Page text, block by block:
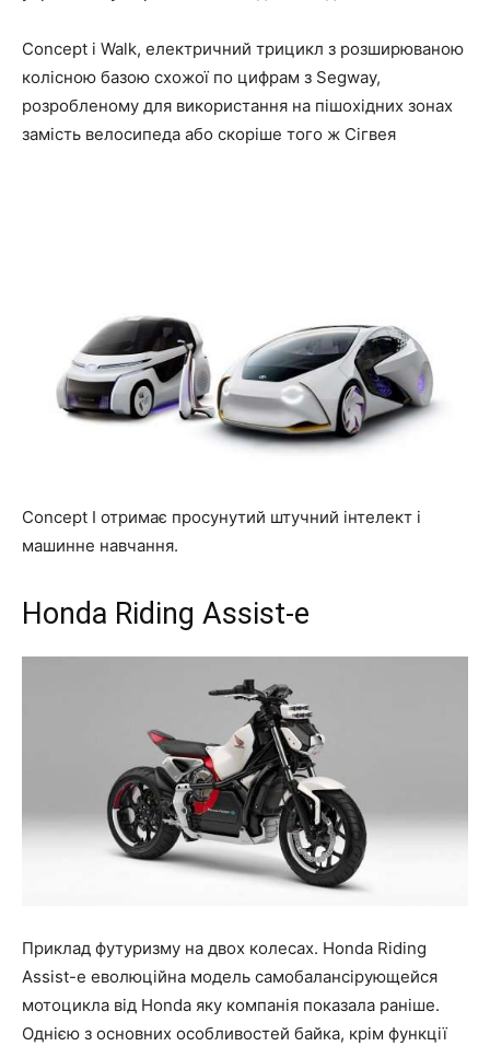
Concept i Walk, електричний трицикл з розширюваною
колісною базою схожої по цифрам з Segway,
розробленому для використання на пішохідних зонах
замість велосипеда або скоріше того ж Сігвея
Concept I отримає просунутий штучний інтелект і
машинне навчання.
Honda Riding Assist-e
Приклад футуризму на двох колесах. Honda Riding
Assist-e еволюційна модель самобалансірующейся
мотоцикла від Honda яку компанія показала раніше.
Однією з основних особливостей байка, крім функції